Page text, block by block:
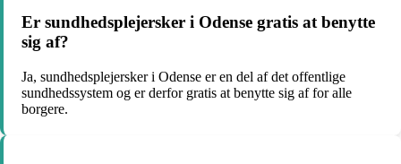
Er sundhedsplejersker i Odense gratis at benytte
sig af?
Ja, sundhedsplejersker i Odense er en del af det offentlige
sundhedssystem og er derfor gratis at benytte sig af for alle
borgere.